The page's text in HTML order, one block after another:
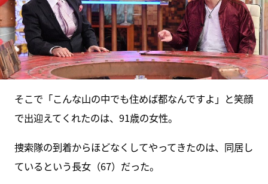
そこで「こんな山の中でも住めば都なんですよ」と笑顔
で出迎えてくれたのは、91歳の女性。
捜索隊の到着からほどなくしてやってきたのは、同居し
ているという長女（67）だった。